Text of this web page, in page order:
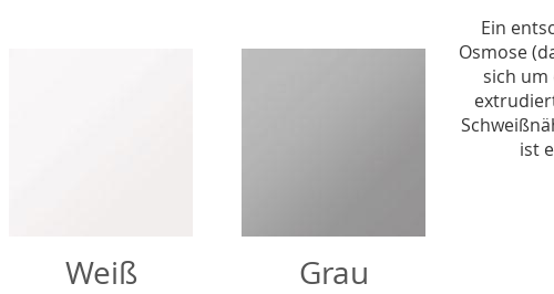
Weiß Grau
Ein
Osmose
sich
ist